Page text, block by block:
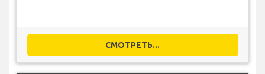
СМОТРЕТЬ...